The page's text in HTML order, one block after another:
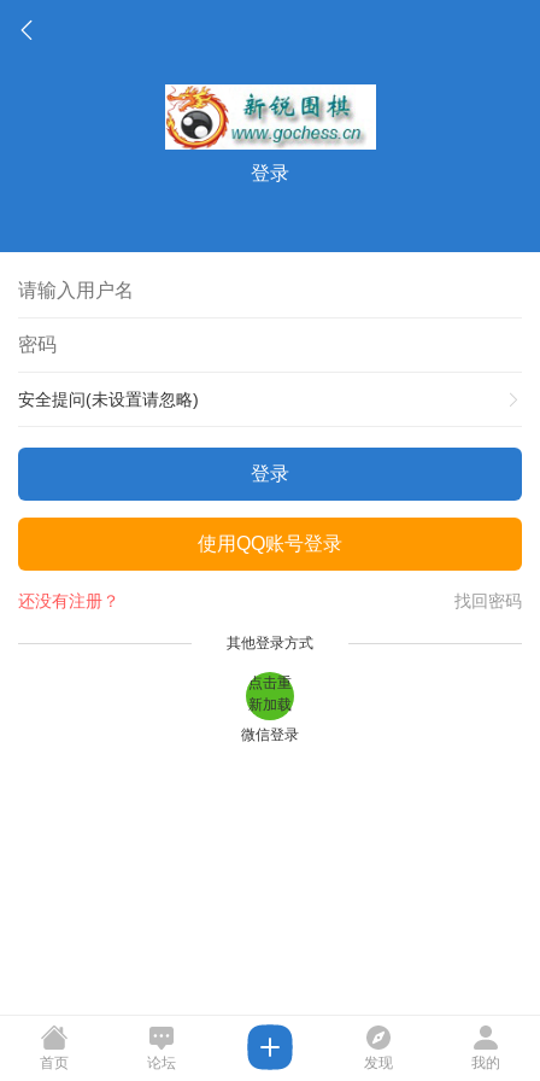
登录
安全提问(未设置请忽略)
登录
使用QQ账号登录
找回密码
还没有注册？
其他登录方式
点击重
新加载
微信登录
首页 论坛 发现 我的